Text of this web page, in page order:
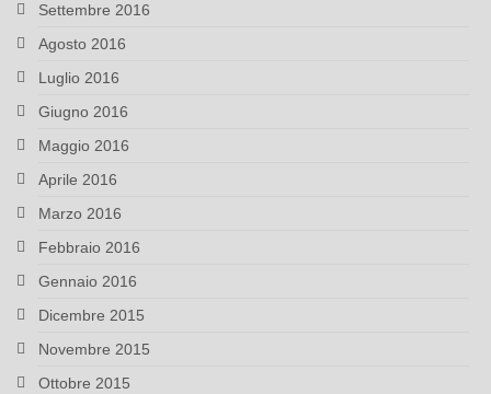
Settembre 2016
Agosto 2016
Luglio 2016
Giugno 2016
Maggio 2016
Aprile 2016
Marzo 2016
Febbraio 2016
Gennaio 2016
Dicembre 2015
Novembre 2015
Ottobre 2015